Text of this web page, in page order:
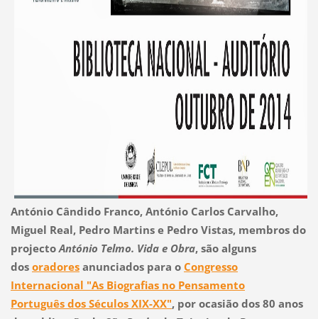
António Cândido Franco, António Carlos Carvalho,
Miguel Real, Pedro Martins e Pedro Vistas, membros do
projectoAntónio Telmo. Vida e Obra, são alguns
dos oradoresanunciados para o Congresso
Internacional "As Biografias no Pensamento
Português dos Séculos XIX-XX", por ocasião dos 80 anos